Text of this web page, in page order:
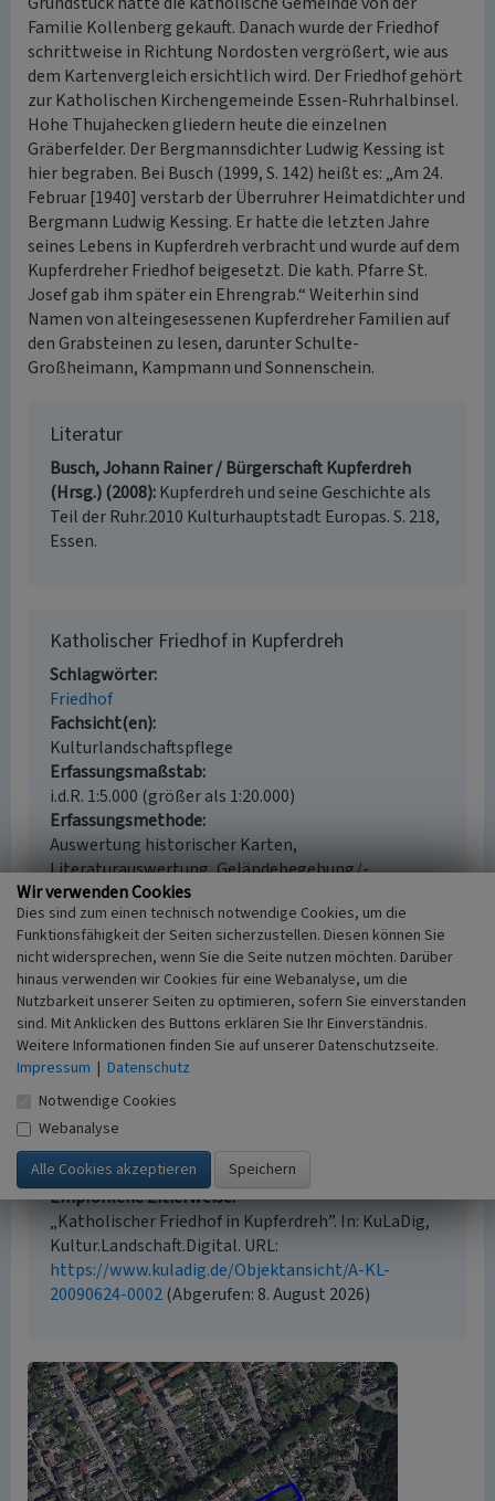
Familie Kollenberg gekauft. Danach wurde der Friedhof
schrittweise in Richtung Nordosten vergrößert, wie aus
dem Kartenvergleich ersichtlich wird. Der Friedhof gehört
zur Katholischen Kirchengemeinde Essen-Ruhrhalbinsel.
Hohe Thujahecken gliedern heute die einzelnen
Gräberfelder. Der Bergmannsdichter Ludwig Kessing ist
hier begraben. Bei Busch (1999, S. 142) heißt es: „Am 24.
Februar [1940] verstarb der Überruhrer Heimatdichter und
Bergmann Ludwig Kessing. Er hatte die letzten Jahre
seines Lebens in Kupferdreh verbracht und wurde auf dem
Kupferdreher Friedhof beigesetzt. Die kath. Pfarre St.
Josef gab ihm später ein Ehrengrab.“ Weiterhin sind
Namen von alteingesessenen Kupferdreher Familien auf
den Grabsteinen zu lesen, darunter Schulte-
Großheimann, Kampmann und Sonnenschein.
Literatur
Busch, Johann Rainer / Bürgerschaft Kupferdreh
(Hrsg.) (2008) Kupferdreh und seine Geschichte als
Teil der Ruhr.2010 Kulturhauptstadt Europas. S. 218,
Essen.
Katholischer Friedhof in Kupferdreh
Schlagwörter
Friedhof
Fachsicht(en)
Kulturlandschaftspflege
Erfassungsmaßstab
i.d.R. 1:5.000 (größer als 1:20.000)
Erfassungsmethode
Auswertung historischer Karten,
Literaturauswertung, Geländebegehung/-
kartierung
Historischer Zeitraum
Beginn 1895 bis 1912
Empfohlene Zitierweise
Urheberrechtlicher Hinweis
Der hier präsentierte Inhalt ist urheberrechtlich
geschützt. Die angezeigten Medien unterliegen
möglicherweise zusätzlichen urheberrechtlichen
Bedingungen, die an diesen ausgewiesen sind.
Empfohlene Zitierweise
„Katholischer Friedhof in Kupferdreh”. In: KuLaDig,
Kultur.Landschaft.Digital. URL:
https://www.kuladig.de/Objektansicht/A-KL-
20090624-0002(Abgerufen: 8. August 2026)
Wir verwenden Cookies
Dies sind zum einen technisch notwendige Cookies, um die
Funktionsfähigkeit der Seiten sicherzustellen. Diesen können Sie
nicht widersprechen, wenn Sie die Seite nutzen möchten. Darüber
hinaus verwenden wir Cookies für eine Webanalyse, um die
Nutzbarkeit unserer Seiten zu optimieren, sofern Sie einverstanden
sind. Mit Anklicken des Buttons erklären Sie Ihr Einverständnis.
Weitere Informationen finden Sie auf unserer Datenschutzseite.
Impressum | Datenschutz
Notwendige Cookies
Webanalyse